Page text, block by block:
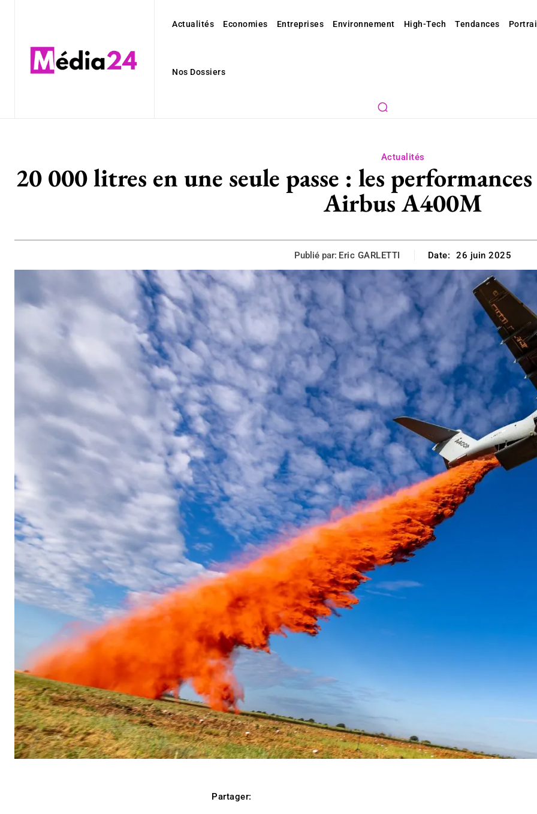
Actualités Economies Entreprises Environnement High-Tech Tendances
Nos Dossiers
Actualités
20 000 litres en une seule passe : les
Airbus A400M
Publié par: Eric GARLETTI Date: 26 juin 2025
Partager: